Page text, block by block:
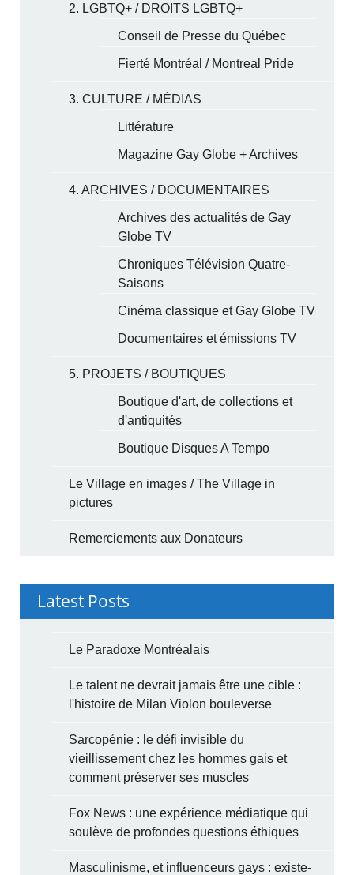
2. LGBTQ+ / DROITS LGBTQ+
Conseil de Presse du Québec
Fierté Montréal / Montreal Pride
3. CULTURE / MÉDIAS
Littérature
Magazine Gay Globe + Archives
4. ARCHIVES / DOCUMENTAIRES
Archives des actualités de Gay
Globe TV
Chroniques Télévision Quatre-
Saisons
Cinéma classique et Gay Globe TV
Documentaires et émissions TV
5. PROJETS / BOUTIQUES
Boutique d'art, de collections et
d'antiquités
Boutique Disques A Tempo
Le Village en images / The Village in
pictures
Remerciements aux Donateurs
Latest Posts
Le Paradoxe Montréalais
Le talent ne devrait jamais être une cible :
l'histoire de Milan Violon bouleverse
Sarcopénie : le défi invisible du
vieillissement chez les hommes gais et
comment préserver ses muscles
Fox News : une expérience médiatique qui
soulève de profondes questions éthiques
Masculinisme, et influenceurs gays : existe-